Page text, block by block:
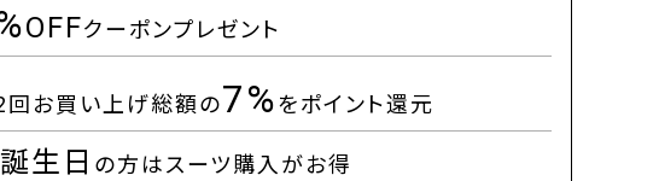
OFFクーポンプレゼント
回お買い上げ総額の7%をポイント還元
生日 の方はスーツ購入がお得